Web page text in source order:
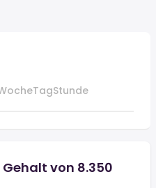
TagStunde
von 8.350